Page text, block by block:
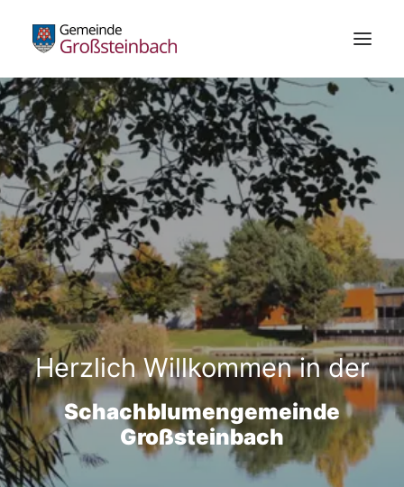
Gemeinde
Bürgerservice
Standesamt
Die Schachblume
Freizeitzentrum
Wirtschaft
Bildung & Kultur
Gesundheit
Kundmachungen
Herzlich Willkommen in der
Schachblumengemeinde
Großsteinbach